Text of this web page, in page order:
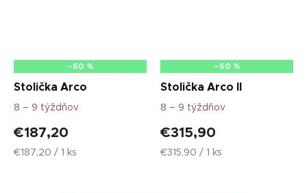
–50 %
Stolička Arco
8 – 9 týždňov
€187,20
Jednotková
€187,20 / 1 ks
–50 %
Stolička Arco II
8 – 9 týždňov
€315,90
Jednotková
€315,90 / 1 ks